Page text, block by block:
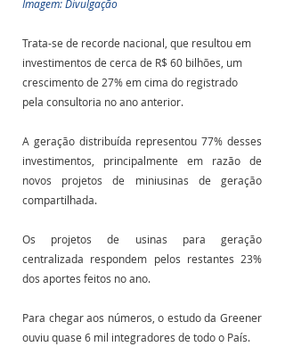
Imagem: Divulgação
Trata-se de recorde nacional, que resultou em
investimentos de cerca de R$ 60 bilhões, um
crescimento de 27% em cima do registrado
pela consultoria no ano anterior.
A geração distribuída representou 77% desses
investimentos, principalmente em razão de
novos projetos de miniusinas de geração
compartilhada.
Os projetos de usinas para geração
centralizada respondem pelos restantes 23%
dos aportes feitos no ano.
Para chegar aos números, o estudo da Greener
ouviu quase 6 mil integradores de todo o País.